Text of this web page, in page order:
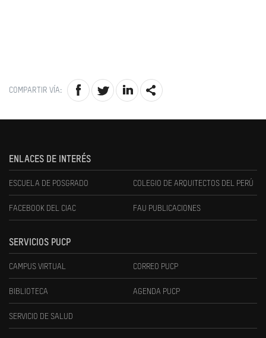
COMPARTIR VÍA:
ENLACES DE INTERÉS
ESCUELA DE POSGRADO COLEGIO DE ARQUITECTOS DEL PERÚ
FACEBOOK DEL CIAC FAU PUBLICACIONES
SERVICIOS PUCP
CAMPUS VIRTUAL CORREO PUCP
BIBLIOTECA AGENDA PUCP
SERVICIO DE SALUD